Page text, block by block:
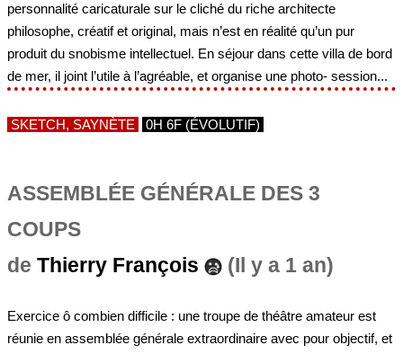
personnalité caricaturale sur le cliché du riche architecte
philosophe, créatif et original, mais n’est en réalité qu’un pur
produit du snobisme intellectuel. En séjour dans cette villa de bord
de mer, il joint l’utile à l’agréable, et organise une photo- session...
SKETCH, SAYNÈTE 0H 6F (ÉVOLUTIF)
ASSEMBLÉE GÉNÉRALE DES 3
COUPS
de Thierry François (Il y a 1 an)
Exercice ô combien difficile : une troupe de théâtre amateur est
réunie en assemblée générale extraordinaire avec pour objectif, et